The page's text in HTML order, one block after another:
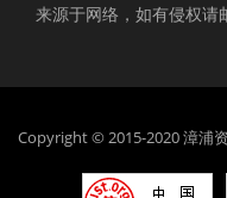
来源于网络，如有侵权请
Copyright © 2015-2020 漳浦